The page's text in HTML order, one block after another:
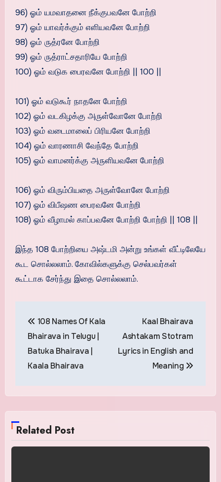
96) ஓம் யமவாதனை நீக்குபவனே போற்றி
97) ஓம் யாவர்க்கும் எளியவனே போற்றி
98) ஓம் ருத்ரனே போற்றி
99) ஓம் ருத்ராட்சதாரியே போற்றி
100) ஓம் வடுக பைரவனே போற்றி || 100 ||
101) ஓம் வடுகூர் நாதனே போற்றி
102) ஓம் வடகிழக்கு அருள்வோனே போற்றி
103) ஓம் வடைமாலைப் பிரியனே போற்றி
104) ஓம் வாரணாசி வேந்தே போற்றி
105) ஓம் வாமனர்க்கு அருளியவனே போற்றி
106) ஓம் விரும்பியதை அருள்வோனே போற்றி
107) ஓம் விபீஷண பைரவனே போற்றி
108) ஓம் வீழாமல் காப்பவனே போற்றி போற்றி || 108 ||
இந்த 108 போற்றியை அஷ்டமி அன்று உங்கள் வீட்டிலேயே
கூட சொல்லலாம். கோவில்களுக்கு செல்பவர்கள்
கூட்டாக சேர்ந்து இதை சொல்லலாம்.
navigation
108 Names Of Kala
Bhairava in Telugu |
Batuka Bhairava |
Kaala Bhairava
Kaal Bhairava
Ashtakam Stotram
Lyrics in English and
Meaning
Related Post